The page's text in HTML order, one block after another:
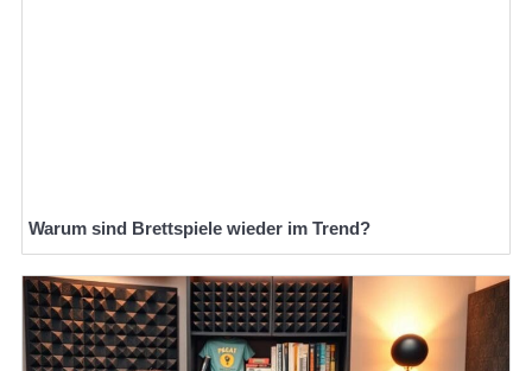
Warum sind Brettspiele wieder im Trend?